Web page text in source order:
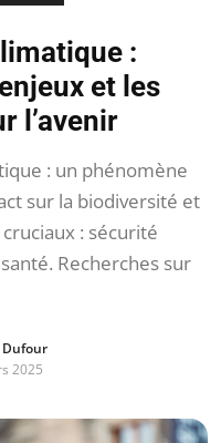
:
et les
l’avenir
: un phénomène
sur la biodiversité et
: sécurité
Recherches sur
2025